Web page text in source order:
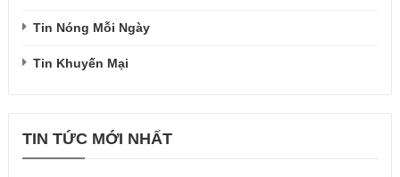
Tin Nóng Mỗi Ngày
Tin Khuyến Mại
TIN TỨC MỚI NHẤT